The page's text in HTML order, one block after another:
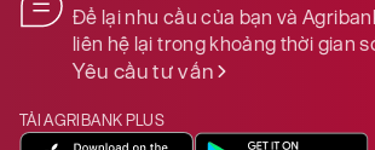
Để lại nhu cầu của bạn và
liên hệ lại trong khoảng thời gian
Yêu cầu tư vấn
TẢI AGRIBANK PLUS